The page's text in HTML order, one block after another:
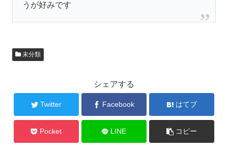
うが好みです
未分類
シェアする
Twitter Facebook はてブ
Pocket LINE コピー